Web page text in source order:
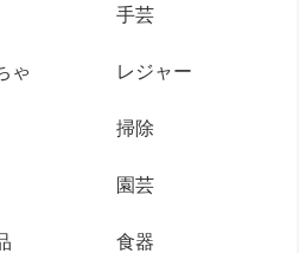
手芸
ゃ レジャー
掃除
園芸
食器